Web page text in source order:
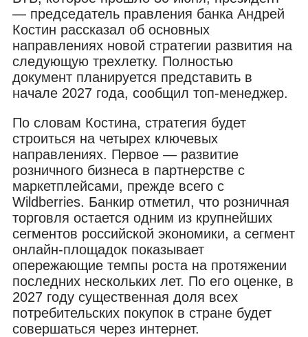
— председатель правления банка Андрей
Костин рассказал об основных
направлениях новой стратегии развития на
следующую трехлетку. Полностью
документ планируется представить в
начале 2027 года, сообщил топ-менеджер.
По словам Костина, стратегия будет
строиться на четырех ключевых
направлениях. Первое — развитие
розничного бизнеса в партнерстве с
маркетплейсами, прежде всего с
Wildberries. Банкир отметил, что розничная
торговля остается одним из крупнейших
сегментов российской экономики, а сегмент
онлайн-площадок показывает
опережающие темпы роста на протяжении
последних нескольких лет. По его оценке, в
2027 году существенная доля всех
потребительских покупок в стране будет
совершаться через интернет.